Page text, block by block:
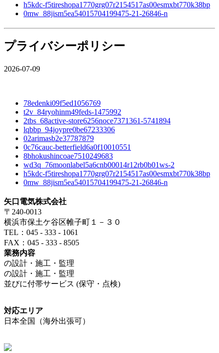
h5kdc-f5tireshopa1770grg07r2154517as00esmxbt770k38bp
0mw_88jism5ea54015704199475-21-26846-n
プライバシーポリシー
2026-07-09
78edenki09f5ed1056769
t2v_84ryohinm49feds-1475992
2tbs_68active-store6256noce7371361-5741894
lqbbp_94joypre0be67233306
02arimasb2e37787879
0c76cauc-betterfield6a0f10010551
8bhokushincoae7510249683
wd3q_76moonlabel5a6cnb00014r12rb0b01ws-2
h5kdc-f5tireshopa1770grg07r2154517as00esmxbt770k38bp
0mw_88jism5ea54015704199475-21-26846-n
矢口電気株式会社
〒240-0013
横浜市保土ケ谷区帷子町１－３０
TEL：045 - 333 - 1061
FAX：045 - 333 - 8505
業務内容
の設計・施工・監理
の設計・施工・監理
並びに付帯サービス (保守・点検)
対応エリア
日本全国（海外出張可）